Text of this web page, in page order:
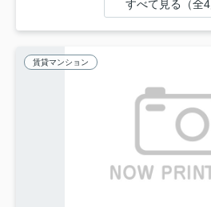
すべて見る（全4
賃貸マンション